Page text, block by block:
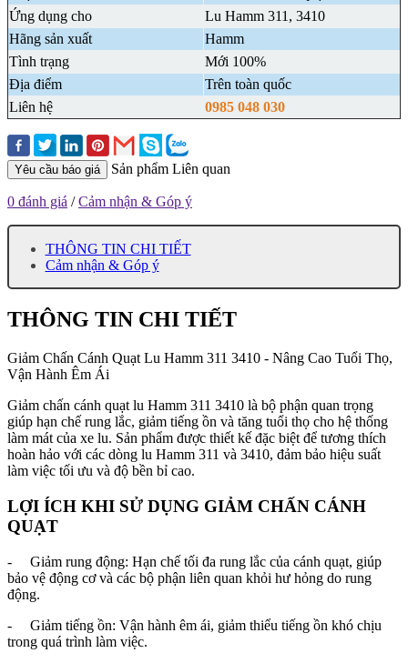
Ứng dụng cho
Lu Hamm 311, 3410
Hãng sản xuất
Hamm
Tình trạng
Mới 100%
Địa điểm
Trên toàn quốc
Liên hệ
0985 048 030
Yêu cầu báo giá Sản phẩm Liên quan
0 đánh giá /Cảm nhận & Góp ý
THÔNG TIN CHI TIẾT
Cảm nhận & Góp ý
THÔNG TIN CHI TIẾT
Giảm Chấn Cánh Quạt Lu Hamm 311 3410 - Nâng Cao Tuổi Thọ,
Vận Hành Êm Ái
Giảm chấn cánh quạt lu Hamm 311 3410 là bộ phận quan trọng
giúp hạn chế rung lắc, giảm tiếng ồn và tăng tuổi thọ cho hệ thống
làm mát của xe lu. Sản phẩm được thiết kế đặc biệt để tương thích
hoàn hảo với các dòng lu Hamm 311 và 3410, đảm bảo hiệu suất
làm việc tối ưu và độ bền bỉ cao.
LỢI ÍCH KHI SỬ DỤNG GIẢM CHẤN CÁNH
QUẠT
- Giảm rung động: Hạn chế tối đa rung lắc của cánh quạt, giúp
bảo vệ động cơ và các bộ phận liên quan khỏi hư hỏng do rung
động.
- Giảm tiếng ồn: Vận hành êm ái, giảm thiểu tiếng ồn khó chịu
trong quá trình làm việc.